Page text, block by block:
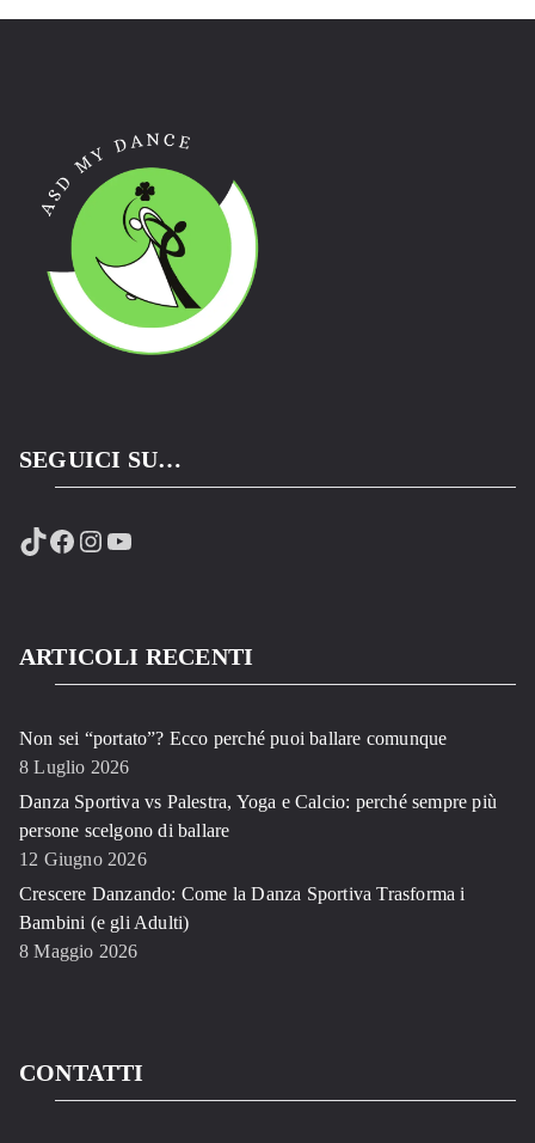
SEGUICI SU…
TikTok
Facebook
Instagram
YouTube
ARTICOLI RECENTI
Non sei “portato”? Ecco perché puoi ballare comunque
8 Luglio 2026
Danza Sportiva vs Palestra, Yoga e Calcio: perché sempre più
persone scelgono di ballare
12 Giugno 2026
Crescere Danzando: Come la Danza Sportiva Trasforma i
Bambini (e gli Adulti)
8 Maggio 2026
CONTATTI